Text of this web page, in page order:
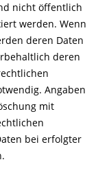
nicht öffentlich
werden. Wenn
deren Daten
deren
Angaben
mit
bei erfolgter